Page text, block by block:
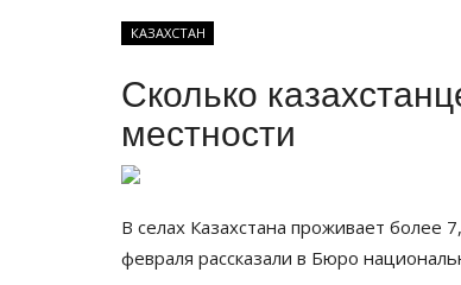
КАЗАХСТАН
Сколько
местности
В селах Казахстана проживает более
февраля рассказали в Бюро